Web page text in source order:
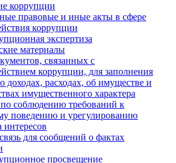
коррупции
правовые и иные акты в сфере
коррупции
экспертиза
материалы
связанных с
коррупции, для заполнения
доходах, расходах, об имуществе и
имущественного характера
соблюдению требований к
поведению и урегулированию
интересов
для сообщений о фактах
просвещение